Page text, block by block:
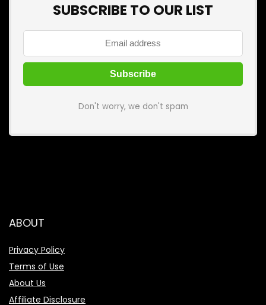
SUBSCRIBE TO OUR LIST
Don't worry, we don't spam
ABOUT
Privacy Policy
Terms of Use
About Us
Affiliate Disclosure